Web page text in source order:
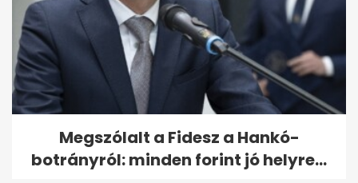
Megszólalt a Fidesz a Hankó-
botrányról: minden forint jó helyre...